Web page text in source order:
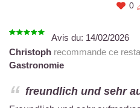
0
Avis du: 14/02/2026
Christoph recommande ce
Gastronomie
freundlich und sehr